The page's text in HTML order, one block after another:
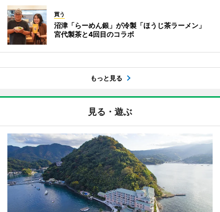
買う
沼津「らーめん銀」が冷製「ほうじ茶ラーメン」
宮代製茶と4回目のコラボ
もっと見る
見る・遊ぶ